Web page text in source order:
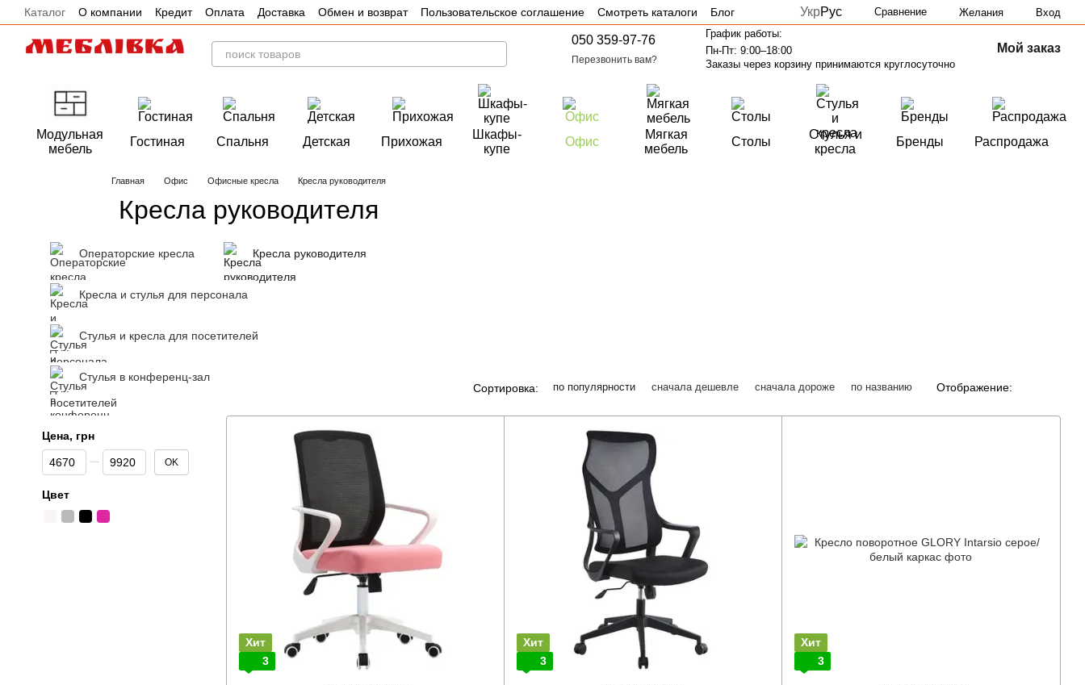
Перейти к основному контенту
Каталог О компании Кредит Оплата Доставка Обмен и возврат Пользовательское соглашение Смотреть каталоги
Блог
Отзывы
Акции
УкрРус Сравнение Желания Вход
050 359-97-76
Перезвонить вам?
График работы:
Пн-Пт: 9:00–18:00
Заказы через корзину принимаются круглосуточно
Мой заказ
Модульная
мебель
Гостиная Спальня Детская Прихожая
Шкафы-
купе
Офис
Мягкая
мебель
Столы
Стулья и
кресла
Бренды Распродажа
Главная Офис Офисные кресла Кресла руководителя
Кресла руководителя
Операторские кресла Кресла руководителя
Кресла и стулья для персонала
Стулья и кресла для посетителей
Стулья в конференц-зал
Сортировка:
по популярности сначала дешевле сначала дороже по названию Отображение:
Хит
3
Хит
3
Хит
3
Цена, грн
От Цена, грн
До Цена, грн OK
Цвет